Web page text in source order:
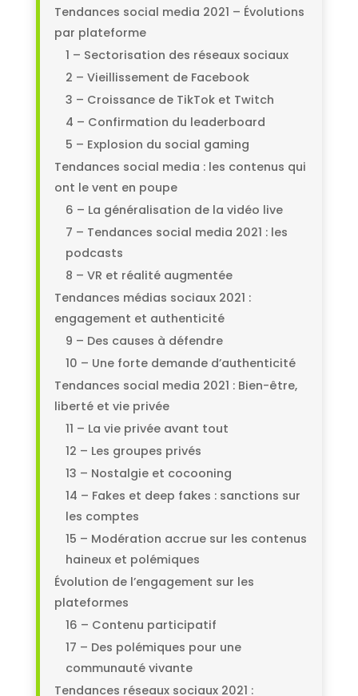
Tendances social media 2021 – Évolutions
par plateforme
1 – Sectorisation des réseaux sociaux
2 – Vieillissement de Facebook
3 – Croissance de TikTok et Twitch
4 – Confirmation du leaderboard
5 – Explosion du social gaming
Tendances social media : les contenus qui
ont le vent en poupe
6 – La généralisation de la vidéo live
7 – Tendances social media 2021 : les
podcasts
8 – VR et réalité augmentée
Tendances médias sociaux 2021 :
engagement et authenticité
9 – Des causes à défendre
10 – Une forte demande d’authenticité
Tendances social media 2021 : Bien-être,
liberté et vie privée
11 – La vie privée avant tout
12 – Les groupes privés
13 – Nostalgie et cocooning
14 – Fakes et deep fakes : sanctions sur
les comptes
15 – Modération accrue sur les contenus
haineux et polémiques
Évolution de l’engagement sur les
plateformes
16 – Contenu participatif
17 – Des polémiques pour une
communauté vivante
Tendances réseaux sociaux 2021 :